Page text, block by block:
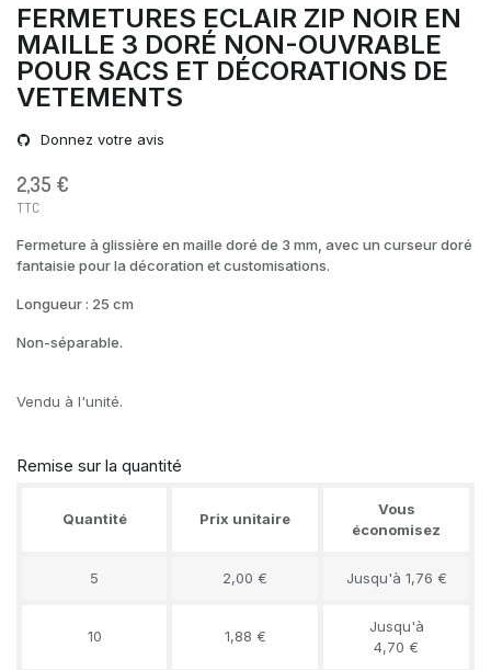
FERMETURES ECLAIR ZIP NOIR EN
MAILLE 3 DORÉ NON-OUVRABLE
POUR SACS ET DÉCORATIONS DE
VETEMENTS
Donnez votre avis
2,35 €
TTC
Fermeture à glissière en maille doré de 3 mm, avec un curseur doré
fantaisie pour la décoration et customisations.
Longueur : 25 cm
Non-séparable.
Vendu à l'unité.
Remise sur la quantité
Quantité Prix unitaire
Vous
économisez
5 2,00 € Jusqu'à 1,76 €
10 1,88 €
Jusqu'à
4,70 €